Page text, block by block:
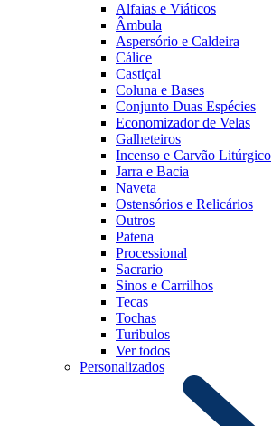
Alfaias e Viáticos
Âmbula
Aspersório e Caldeira
Cálice
Castiçal
Coluna e Bases
Conjunto Duas Espécies
Economizador de Velas
Galheteiros
Incenso e Carvão Litúrgico
Jarra e Bacia
Naveta
Ostensórios e Relicários
Outros
Patena
Processional
Sacrario
Sinos e Carrilhos
Tecas
Tochas
Turibulos
Ver todos
Personalizados